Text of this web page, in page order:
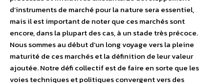
d’instruments de marché pour la nature sera essentiel,
mais il est important de noter que ces marchés sont
encore, dans la plupart des cas, à un stade très précoce.
Nous sommes au début d’un long voyage vers la pleine
maturité de ces marchés et la définition de leur valeur
ajoutée. Notre défi collectif est de faire en sorte que les
voies techniques et politiques convergent vers des